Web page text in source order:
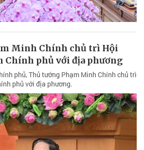
Minh Chính chủ trì Hội
Chính phủ với địa phương
phủ, Thủ tướng Phạm Minh Chính chủ trì
phủ với địa phương.